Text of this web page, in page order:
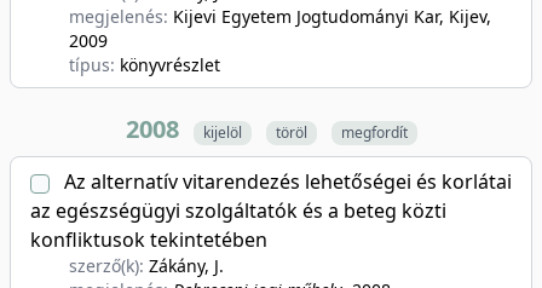
megjelenés: Kijevi Egyetem Jogtudományi Kar, Kijev,
2009
típus: könyvrészlet
2008 kijelöl töröl megfordít
Az alternatív vitarendezés lehetőségei és korlátai
az egészségügyi szolgáltatók és a beteg közti
konfliktusok tekintetében
szerző(k): Zákány, J.